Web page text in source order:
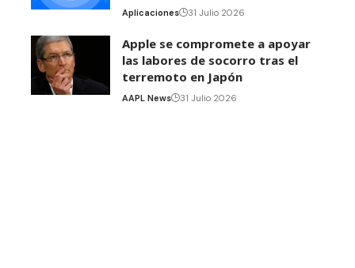
Aplicaciones 31 Julio 2026
Apple se compromete a apoyar
las labores de socorro tras el
terremoto en Japón
AAPL News 31 Julio 2026